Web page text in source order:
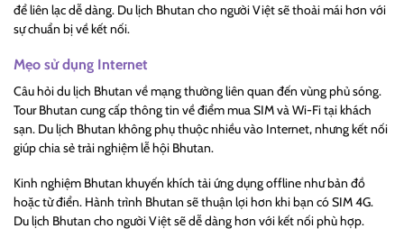
để liên lạc dễ dàng. Du lịch Bhutan cho người Việt sẽ thoải mái hơn với
sự chuẩn bị về kết nối.
Mẹo sử dụng Internet
Câu hỏi du lịch Bhutan về mạng thường liên quan đến vùng phủ sóng.
Tour Bhutan cung cấp thông tin về điểm mua SIM và Wi-Fi tại khách
sạn. Du lịch Bhutan không phụ thuộc nhiều vào Internet, nhưng kết nối
giúp chia sẻ trải nghiệm lễ hội Bhutan.
Kinh nghiệm Bhutan khuyến khích tải ứng dụng offline như bản đồ
hoặc từ điển. Hành trình Bhutan sẽ thuận lợi hơn khi bạn có SIM 4G.
Du lịch Bhutan cho người Việt sẽ dễ dàng hơn với kết nối phù hợp.